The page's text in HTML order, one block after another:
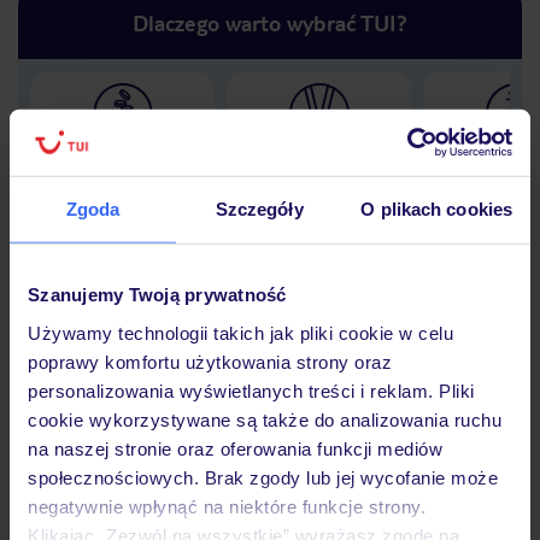
Zgoda Szczegóły O plikach cookies
Szanujemy Twoją prywatność
Używamy technologii takich jak pliki cookie w celu
poprawy komfortu użytkowania strony oraz
personalizowania wyświetlanych treści i reklam. Pliki
cookie wykorzystywane są także do analizowania ruchu
na naszej stronie oraz oferowania funkcji mediów
społecznościowych. Brak zgody lub jej wycofanie może
negatywnie wpłynąć na niektóre funkcje strony.
Klikając „Zezwól na wszystkie” wyrażasz zgodę na
Dlaczego warto wybrać TUI?
Lider niskich cen
podróży w Polsce
30 lat w
Hotel
Opinie
Pokoje